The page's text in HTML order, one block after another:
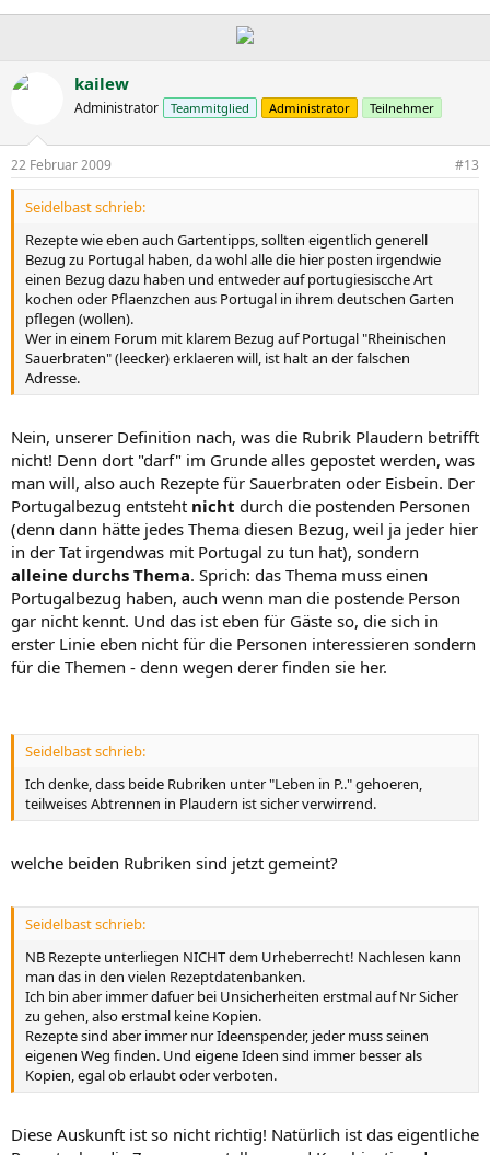
kailew
Administrator Teammitglied Administrator Teilnehmer
22 Februar 2009 #13
Seidelbast schrieb:
Rezepte wie eben auch Gartentipps, sollten eigentlich generell
Bezug zu Portugal haben, da wohl alle die hier posten irgendwie
einen Bezug dazu haben und entweder auf portugiesiscche Art
kochen oder Pflaenzchen aus Portugal in ihrem deutschen Garten
pflegen (wollen).
Wer in einem Forum mit klarem Bezug auf Portugal "Rheinischen
Sauerbraten" (leecker) erklaeren will, ist halt an der falschen
Adresse.
Nein, unserer Definition nach, was die Rubrik Plaudern betrifft
nicht! Denn dort "darf" im Grunde alles gepostet werden, was
man will, also auch Rezepte für Sauerbraten oder Eisbein. Der
Portugalbezug entsteht nicht durch die postenden Personen
(denn dann hätte jedes Thema diesen Bezug, weil ja jeder hier
in der Tat irgendwas mit Portugal zu tun hat), sondern
alleine durchs Thema. Sprich: das Thema muss einen
Portugalbezug haben, auch wenn man die postende Person
gar nicht kennt. Und das ist eben für Gäste so, die sich in
erster Linie eben nicht für die Personen interessieren sondern
für die Themen - denn wegen derer finden sie her.
Seidelbast schrieb:
Ich denke, dass beide Rubriken unter "Leben in P.." gehoeren,
teilweises Abtrennen in Plaudern ist sicher verwirrend.
welche beiden Rubriken sind jetzt gemeint?
Seidelbast schrieb:
NB Rezepte unterliegen NICHT dem Urheberrecht! Nachlesen kann
man das in den vielen Rezeptdatenbanken.
Ich bin aber immer dafuer bei Unsicherheiten erstmal auf Nr Sicher
zu gehen, also erstmal keine Kopien.
Rezepte sind aber immer nur Ideenspender, jeder muss seinen
eigenen Weg finden. Und eigene Ideen sind immer besser als
Kopien, egal ob erlaubt oder verboten.
Diese Auskunft ist so nicht richtig! Natürlich ist das eigentliche